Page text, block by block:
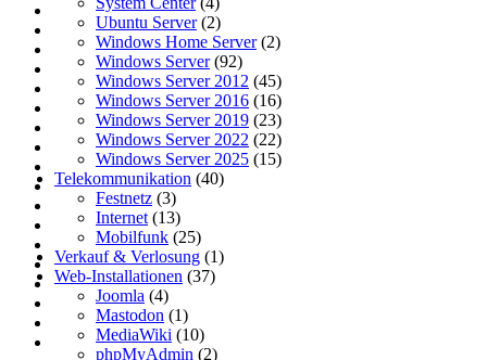
Ubuntu Server(2)
Windows Home Server(2)
Windows Server(92)
Windows Server 2012 (45)
Windows Server 2016 (16)
Windows Server 2019 (23)
Windows Server 2022 (22)
Windows Server 2025 (15)
Telekommunikation (40)
Festnetz (3)
Internet (13)
Mobilfunk (25)
Verkauf & Verlosung (1)
Web-Installationen (37)
Joomla (4)
Mastodon (1)
MediaWiki (10)
phpMyAdmin (2)